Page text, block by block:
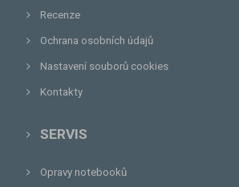
Recenze
Ochrana osobních údajů
Nastavení souborů cookies
Kontakty
SERVIS
Opravy notebooků